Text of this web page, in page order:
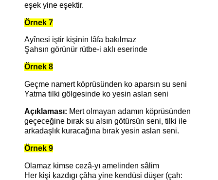
eşek yine eşektir.
Örnek 7
Ayînesi iştir kişinin lâfa bakılmaz
Şahsın görünür rütbe-i aklı eserinde
Örnek 8
Geçme namert köprüsünden ko aparsın su seni
Yatma tilki gölgesinde ko yesin aslan seni
Açıklaması: Mert olmayan adamın köprüsünden
geçeceğine bırak su alsın götürsün seni, tilki ile
arkadaşlık kuracağına bırak yesin aslan seni.
Örnek 9
Olamaz kimse cezâ-yı amelinden sâlim
Her kişi ḳazdıgı çâha yine kendüsi düşer (çah: